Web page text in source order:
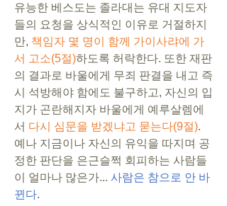
유능한 베스도는 졸라대는 유대 지도자
들의 요청을 상식적인 이유로 거절하지
만, 책임자 몇 명이 함께 가이사랴에 가
서 고소(5절)하도록 허락한다. 또한 재판
의 결과로 바울에게 무죄 판결을 내고 즉
시 석방해야 함에도 불구하고, 자신의 입
지가 곤란해지자 바울에게 예루살렘에
서 다시 심문을 받겠냐고 묻는다(9절).
예나 지금이나 자신의 유익을 따지며 공
정한 판단을 은근슬쩍 회피하는 사람들
이 얼마나 많은가... 사람은 참으로 안 바
뀐다.